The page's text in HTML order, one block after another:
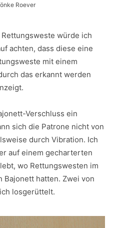
Roever
würde ich
achten, dass diese eine
mit einem
das erkannt werden
Verschluss ein
sich die Patrone nicht von
durch Vibration. Ich
auf einem gecharterten
wo Rettungswesten im
Bajonett hatten. Zwei von
losgerüttelt.